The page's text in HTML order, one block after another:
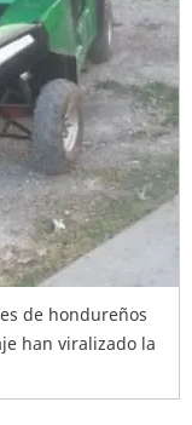
de hondureños
han viralizado la